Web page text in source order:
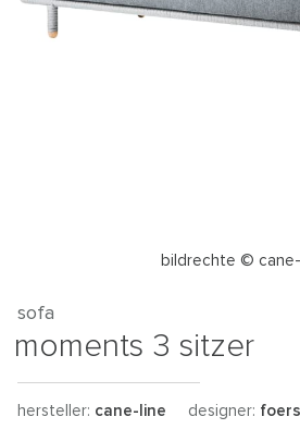
bildrechte ©
sofa
moments 3 sitzer
hersteller: cane-line designer: